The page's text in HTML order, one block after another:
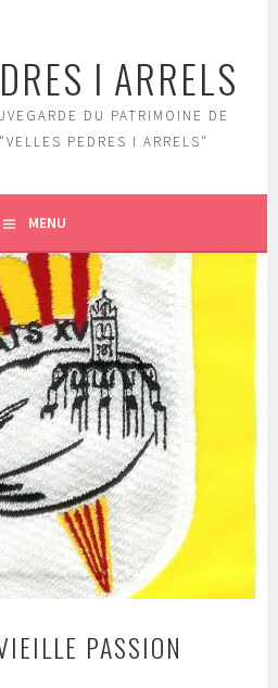
I ARRELS
DU PATRIMOINE DE
PEDRES I ARRELS"
MENU
PASSION